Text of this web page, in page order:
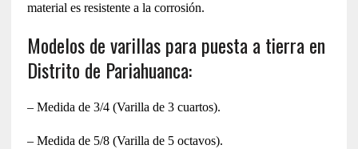
material es resistente a la corrosión.
Modelos de varillas para puesta a tierra en
Distrito de Pariahuanca:
– Medida de 3/4 (Varilla de 3 cuartos).
– Medida de 5/8 (Varilla de 5 octavos).